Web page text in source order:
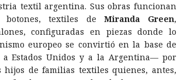
textil argentina. Sus obras funcionan
botones, textiles de Miranda Green,
configuradas en piezas donde lo
europeo se convirtió en la base de
Estados Unidos y a la Argentina— por
de familias textiles quienes, antes,